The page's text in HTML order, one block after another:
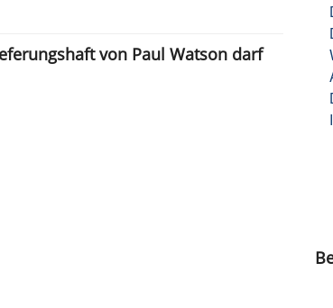
von Paul Watson darf